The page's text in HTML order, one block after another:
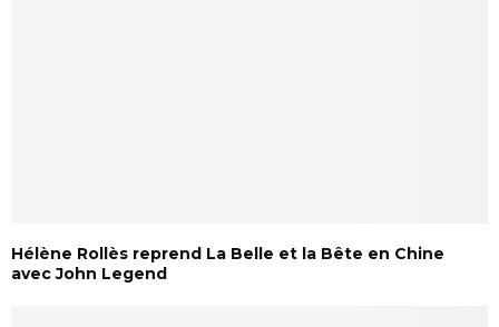
Hélène Rollès reprend La Belle et la Bête en Chine
avec John Legend